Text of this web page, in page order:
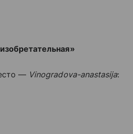
— Vinogradova-anastasija: